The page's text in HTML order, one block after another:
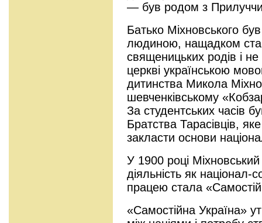
— був родом з
Батько Міхновського
людиною, нащадком
священицьких родів і
церкві українською
дитинства Микола
шевченківському
За студентських часів
Братства Тарасівців,
закласти основи
У 1900 році
діяльність як націонал-
працею стала
«Самостійна Україна»